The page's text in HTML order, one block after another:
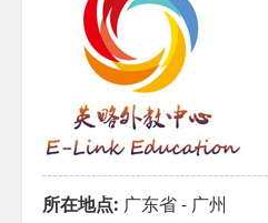
所在地点: 广东省 - 广州